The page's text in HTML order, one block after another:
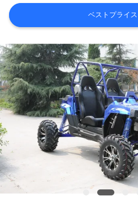
旅
品
質
管
理
私
達
ベストプライス